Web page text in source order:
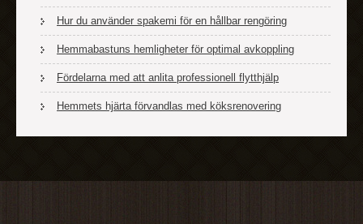
Hur du använder spakemi för en hållbar rengöring
Hemmabastuns hemligheter för optimal avkoppling
Fördelarna med att anlita professionell flytthjälp
Hemmets hjärta förvandlas med köksrenovering